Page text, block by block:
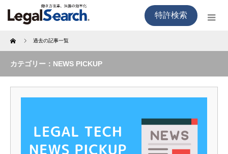
特許検索
Home 過去の記事一覧
カテゴリー：NEWS PICKUP